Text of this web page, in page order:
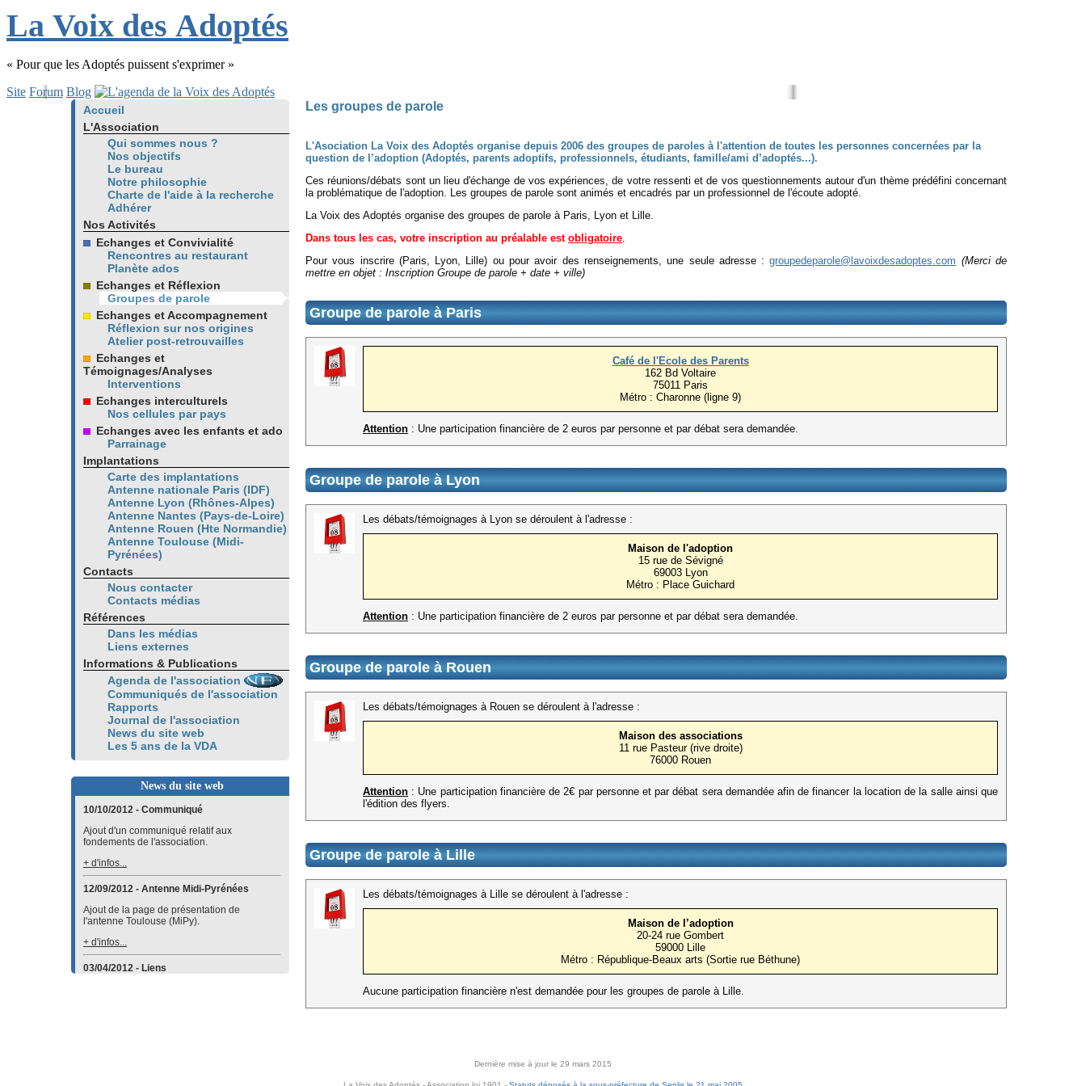
La Voix des Adoptés
« Pour que les Adoptés puissent s'exprimer »
Site Forum Blog
Accueil
L'Association
Qui sommes nous ?
Nos objectifs
Le bureau
Notre philosophie
Charte de l'aide à la recherche
Adhérer
Nos Activités
Echanges et Convivialité
Rencontres au restaurant
Planète ados
Echanges et Réflexion
Groupes de parole
Echanges et Accompagnement
Réflexion sur nos origines
Atelier post-retrouvailles
Echanges et
Témoignages/Analyses
Interventions
Echanges interculturels
Nos cellules par pays
Echanges avec les enfants et ado
Parrainage
Implantations
Carte des implantations
Antenne nationale Paris (IDF)
Antenne Lyon (Rhônes-Alpes)
Antenne Nantes (Pays-de-Loire)
Antenne Rouen (Hte Normandie)
Antenne Toulouse (Midi-
Pyrénées)
Contacts
Nous contacter
Contacts médias
Références
Dans les médias
Liens externes
Informations & Publications
Agenda de l'association
Communiqués de l'association
Rapports
Journal de l'association
News du site web
Les 5 ans de la VDA
News du site web
10/10/2012 - Communiqué
Ajout d'un communiqué relatif aux
fondements de l'association.
+ d'infos...
12/09/2012 - Antenne Midi-Pyrénées
Ajout de la page de présentation de
l'antenne Toulouse (MiPy).
+ d'infos...
03/04/2012 - Liens
Les groupes de parole
L'Asociation La Voix des Adoptés organise depuis 2006 des groupes de paroles à l'attention de toutes les personnes concernées par la
question de l’adoption (Adoptés, parents adoptifs, professionnels, étudiants, famille/ami d’adoptés...).
Ces réunions/débats sont un lieu d'échange de vos expériences, de votre ressenti et de vos questionnements autour d'un thème prédéfini concernant
la problématique de l'adoption. Les groupes de parole sont animés et encadrés par un professionnel de l'écoute adopté.
La Voix des Adoptés organise des groupes de parole à Paris, Lyon et Lille.
Dans tous les cas, votre inscription au préalable est obligatoire.
Pour vous inscrire (Paris, Lyon, Lille) ou pour avoir des renseignements, une seule adresse :groupedeparole@lavoixdesadoptes.com (Merci de
mettre en objet : Inscription Groupe de parole + date + ville)
Groupe de parole à Paris
Café de l'Ecole des Parents
162 Bd Voltaire
75011 Paris
Métro : Charonne (ligne 9)
Attention : Une participation financière de 2 euros par personne et par débat sera demandée.
Groupe de parole à Lyon
Les débats/témoignages à Lyon se déroulent à l'adresse :
Maison de l'adoption
15 rue de Sévigné
69003 Lyon
Métro : Place Guichard
Attention : Une participation financière de 2 euros par personne et par débat sera demandée.
Groupe de parole à Rouen
Les débats/témoignages à Rouen se déroulent à l'adresse :
Maison des associations
11 rue Pasteur (rive droite)
76000 Rouen
Attention : Une participation financière de 2€ par personne et par débat sera demandée afin de financer la location de la salle ainsi que
l'édition des flyers.
Groupe de parole à Lille
Les débats/témoignages à Lille se déroulent à l'adresse :
Maison de l’adoption
20-24 rue Gombert
59000 Lille
Métro : République-Beaux arts (Sortie rue Béthune)
Aucune participation financière n'est demandée pour les groupes de parole à Lille.
Dernière mise à jour le 29 mars 2015